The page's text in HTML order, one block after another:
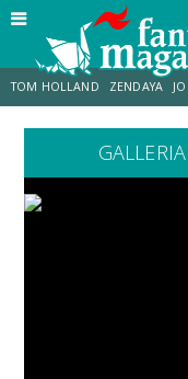
TOM HOLLAND ZENDAYA
LUCCA